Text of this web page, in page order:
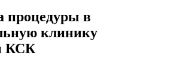
процедуры в
клинику
КСК